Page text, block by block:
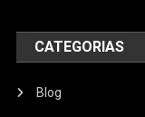
CATEGORIAS
Blog